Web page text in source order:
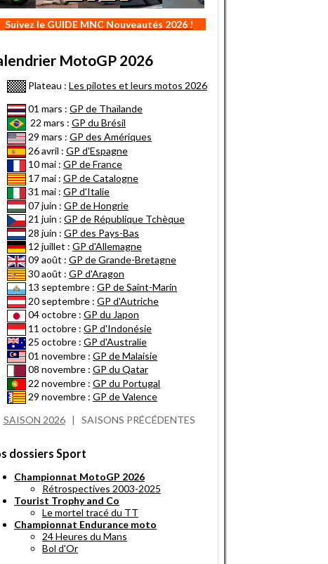
Suivez le GUIDE MNC Nouveautés 2026 !
MotoGP 2026
Plateau : Les pilotes et leurs motos 2026
01 mars : GP de Thaïlande
22 mars : GP du Brésil
29 mars : GP des Amériques
26 avril : GP d'Espagne
10 mai : GP de France
17 mai : GP de Catalogne
31 mai : GP d'Italie
07 juin : GP de Hongrie
21 juin : GP de République Tchèque
28 juin : GP des Pays-Bas
12 juillet : GP d'Allemagne
09 août : GP de Grande-Bretagne
30 août : GP d'Aragon
13 septembre : GP de Saint-Marin
20 septembre : GP d'Autriche
04 octobre : GP du Japon
11 octobre : GP d'Indonésie
25 octobre : GP d'Australie
01 novembre : GP de Malaisie
08 novembre : GP du Qatar
22 novembre : GP du Portugal
29 novembre : GP de Valence
SAISON 2026| SAISONS PRÉCÉDENTES
dossiers Sport
Championnat MotoGP 2026
Rétrospectives 2003-2025
Tourist Trophy and Co
Le mortel tracé du TT
Championnat Endurance moto
24 Heures du Mans
Bol d'Or